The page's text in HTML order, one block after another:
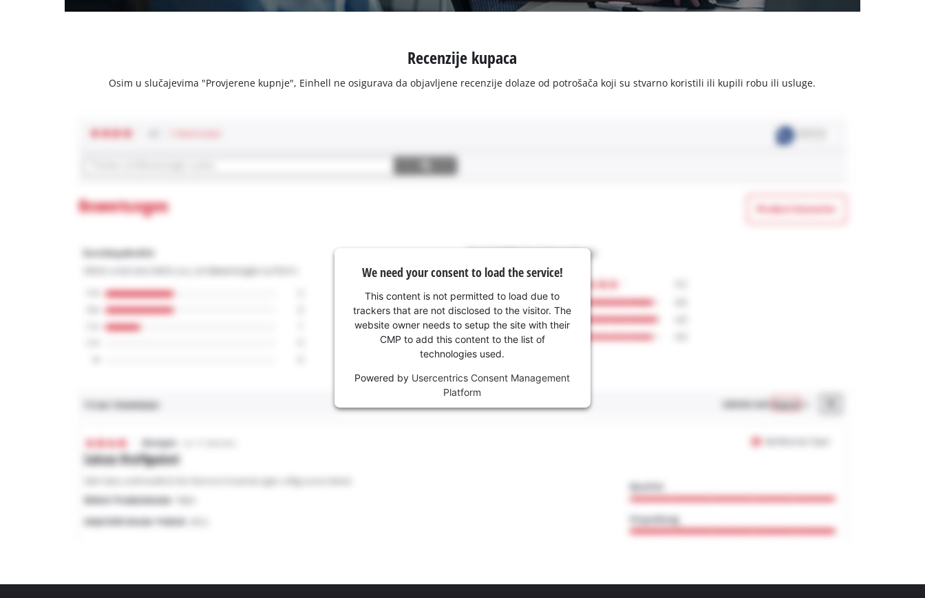
Recenzije kupaca
Osim u slučajevima "Provjerene kupnje", Einhell ne osigurava da objavljene recenzije dolaze od potrošača koji su stvarno koristili ili kupili robu ili usluge.
We need your consent to load the service!
This content is not permitted to load due to
trackers that are not disclosed to the visitor. The
website owner needs to setup the site with their
CMP to add this content to the list of
technologies used.
Powered by Usercentrics Consent Management
Platform